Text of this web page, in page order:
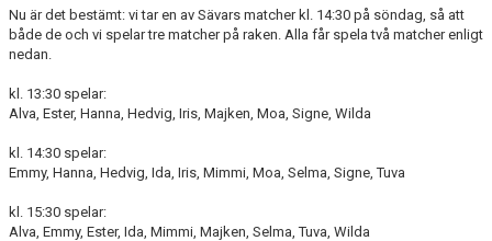
Nu är det bestämt: vi tar en av Sävars matcher kl. 14:30 på söndag, så att
både de och vi spelar tre matcher på raken. Alla får spela två matcher enligt
nedan.
kl. 13:30 spelar:
Alva, Ester, Hanna, Hedvig, Iris, Majken, Moa, Signe, Wilda
kl. 14:30 spelar:
Emmy, Hanna, Hedvig, Ida, Iris, Mimmi, Moa, Selma, Signe, Tuva
kl. 15:30 spelar:
Alva, Emmy, Ester, Ida, Mimmi, Majken, Selma, Tuva, Wilda